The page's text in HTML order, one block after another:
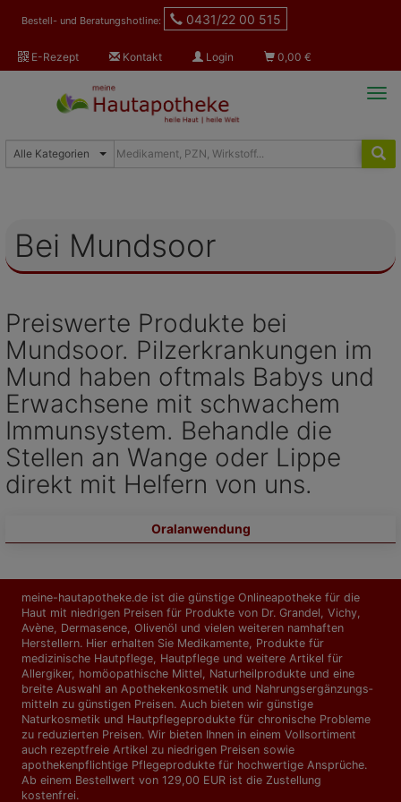
Bestell- und Beratungshotline: 0431/22 00 515
E-Rezept Kontakt Login 0,00 €
Bei Mundsoor
Preiswerte Produkte bei
Mundsoor. Pilzerkrankungen im
Mund haben oftmals Babys und
Erwachsene mit schwachem
Immunsystem. Behandle die
Stellen an Wange oder Lippe
direkt mit Helfern von uns.
Oralanwendung
meine-hautapotheke.de ist die günstige Onlineapotheke für die
Haut mit niedrigen Preisen für Produkte von Dr. Grandel, Vichy,
Avène, Dermasence, Olivenöl und vielen weiteren namhaften
Herstellern. Hier erhalten Sie Medikamente, Produkte für
medizinische Hautpflege, Hautpflege und weitere Artikel für
Allergiker, homöopathische Mittel, Naturheilprodukte und eine
breite Auswahl an Apothekenkosmetik und Nahrungs­ergänzungs­
mitteln zu günstigen Preisen. Auch bieten wir günstige
Naturkosmetik und Hautpflegeprodukte für chronische Probleme
zu reduzierten Preisen. Wir bieten Ihnen in einem Vollsortiment
auch rezeptfreie Artikel zu niedrigen Preisen sowie
apothekenpflichtige Pflegeprodukte für hochwertige Ansprüche.
Ab einem Bestellwert von 129,00 EUR ist die Zustellung
kostenfrei.